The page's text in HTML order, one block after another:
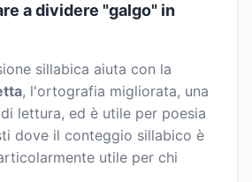
a dividere "galgo" in
sillabica aiuta con la
, l'ortografia migliorata, una
lettura, ed è utile per poesia
dove il conteggio sillabico è
utile per chi